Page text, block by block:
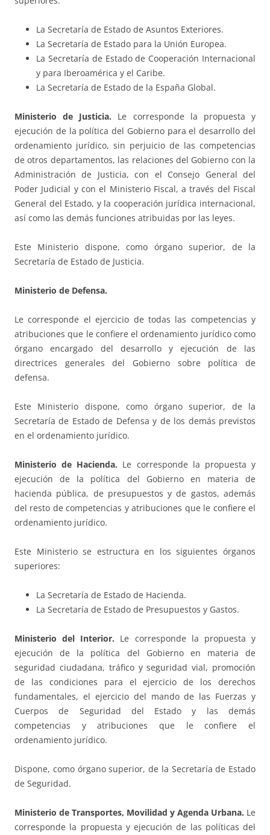
La Secretaría de Estado de Asuntos Exteriores.
La Secretaría de Estado para la Unión Europea.
La Secretaría de Estado de Cooperación Internacional
y para Iberoamérica y el Caribe.
La Secretaría de Estado de la España Global.
Ministerio de Justicia. Le corresponde la propuesta y
ejecución de la política del Gobierno para el desarrollo del
ordenamiento jurídico, sin perjuicio de las competencias
de otros departamentos, las relaciones del Gobierno con la
Administración de Justicia, con el Consejo General del
Poder Judicial y con el Ministerio Fiscal, a través del Fiscal
General del Estado, y la cooperación jurídica internacional,
así como las demás funciones atribuidas por las leyes.
Este Ministerio dispone, como órgano superior, de la
Secretaría de Estado de Justicia.
Ministerio de Defensa.
Le corresponde el ejercicio de todas las competencias y
atribuciones que le confiere el ordenamiento jurídico como
órgano encargado del desarrollo y ejecución de las
directrices generales del Gobierno sobre política de
defensa.
Este Ministerio dispone, como órgano superior, de la
Secretaría de Estado de Defensa y de los demás previstos
en el ordenamiento jurídico.
Ministerio de Hacienda. Le corresponde la propuesta y
ejecución de la política del Gobierno en materia de
hacienda pública, de presupuestos y de gastos, además
del resto de competencias y atribuciones que le confiere el
ordenamiento jurídico.
Este Ministerio se estructura en los siguientes órganos
superiores:
La Secretaría de Estado de Hacienda.
La Secretaría de Estado de Presupuestos y Gastos.
Ministerio del Interior. Le corresponde la propuesta y
ejecución de la política del Gobierno en materia de
seguridad ciudadana, tráfico y seguridad vial, promoción
de las condiciones para el ejercicio de los derechos
fundamentales, el ejercicio del mando de las Fuerzas y
Cuerpos de Seguridad del Estado y las demás
competencias y atribuciones que le confiere el
ordenamiento jurídico.
Dispone, como órgano superior, de la Secretaría de Estado
de Seguridad.
Ministerio de Transportes, Movilidad y Agenda Urbana. Le
corresponde la propuesta y ejecución de las políticas del